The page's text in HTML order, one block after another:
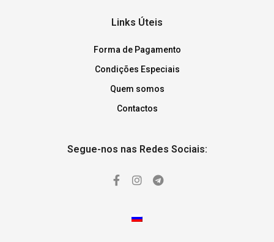
Links Úteis
Forma de Pagamento
Condições Especiais
Quem somos
Contactos
Segue-nos nas Redes Sociais: